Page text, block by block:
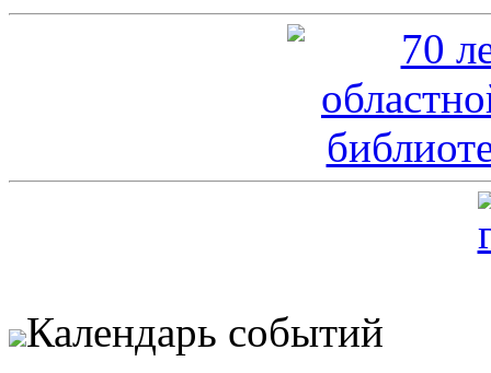
Календарь событий